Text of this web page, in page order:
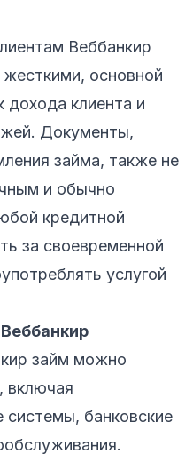
Веббанкир
основной
дохода клиента и
Документы,
займа, также не
и обычно
кредитной
за своевременной
услугой
займ можно
включая
банковские